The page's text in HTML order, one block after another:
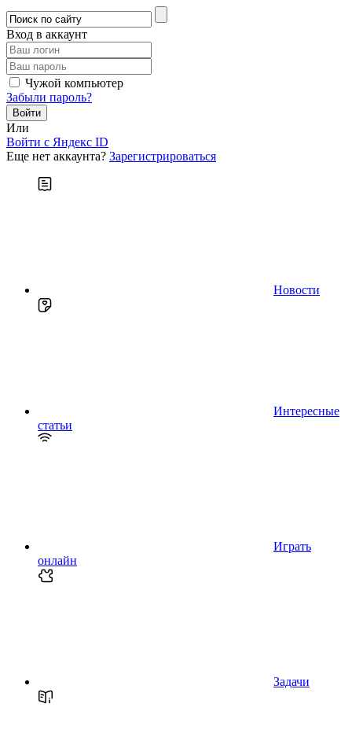
Вход в аккаунт
Чужой компьютер
Забыли пароль?
Или
Войти c Яндекс ID
Еще нет аккаунта? Зарегистрироваться
Новости
Интересные
статьи
Играть
онлайн
Задачи